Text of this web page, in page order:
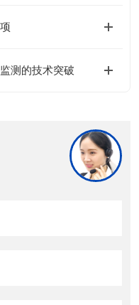
测的技术突破